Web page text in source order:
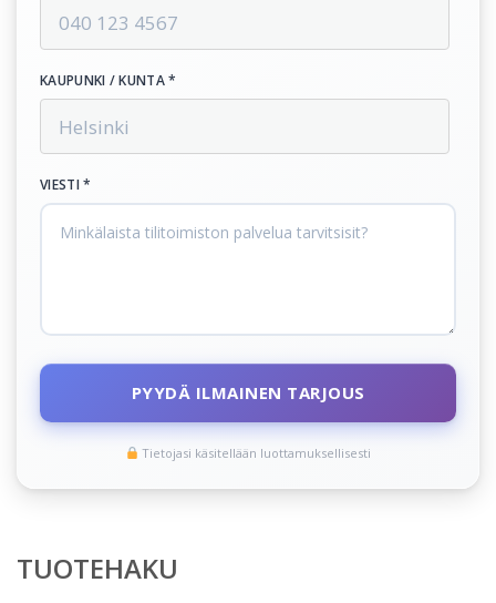
KAUPUNKI / KUNTA *
VIESTI *
PYYDÄ ILMAINEN TARJOUS
Tietojasi käsitellään luottamuksellisesti
TUOTEHAKU